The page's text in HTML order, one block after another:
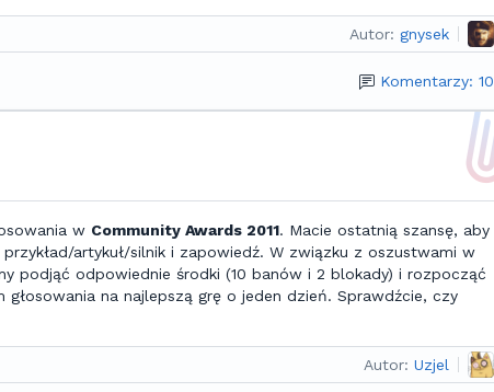
Autor: gnysek
Komentarzy: 10
w Community Awards 2011. Macie ostatnią szansę, aby
artykuł/silnik i zapowiedź. W związku z oszustwami w
podjąć odpowiednie środki (10 banów i 2 blokady) i rozpocząć
głosowania na najlepszą grę o jeden dzień. Sprawdźcie, czy
Autor: Uzjel